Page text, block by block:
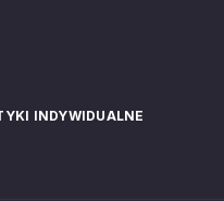
INDYWIDUALNE